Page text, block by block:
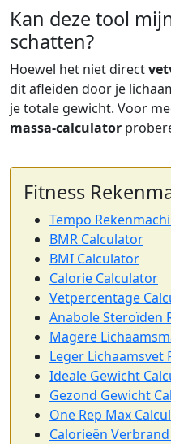
Kan deze tool
schatten?
Hoewel het niet direct
dit afleiden door je
je totale gewicht. Voor
massa-calculator
Fitness
Tempo
BMR Calculator
BMI Calculator
Calorie Calculator
Vetpercentage
Anabole Steroïden
Magere
Leger Lichaamsvet
Ideale Gewicht
Gezond Gewicht
One Rep Max
Calorieën